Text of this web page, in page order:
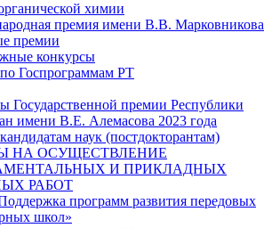
химии
премия имени В.В. Марковникова
премии
конкурсы
Госпрограммам РТ
Государственной премии Республики
имени В.Е. Алемасова 2023 года
наук (постдокторантам)
НА ОСУЩЕСТВЛЕНИЕ
И ПРИКЛАДНЫХ
РАБОТ
программ развития передовых
школ»